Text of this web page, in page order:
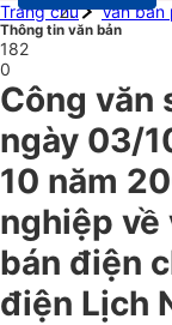
Trang chủ
Văn bản
Thông tin văn bản
182
0
Công văn
ngày 03/
10 năm
nghiệp về
bán điện
điện Lịch